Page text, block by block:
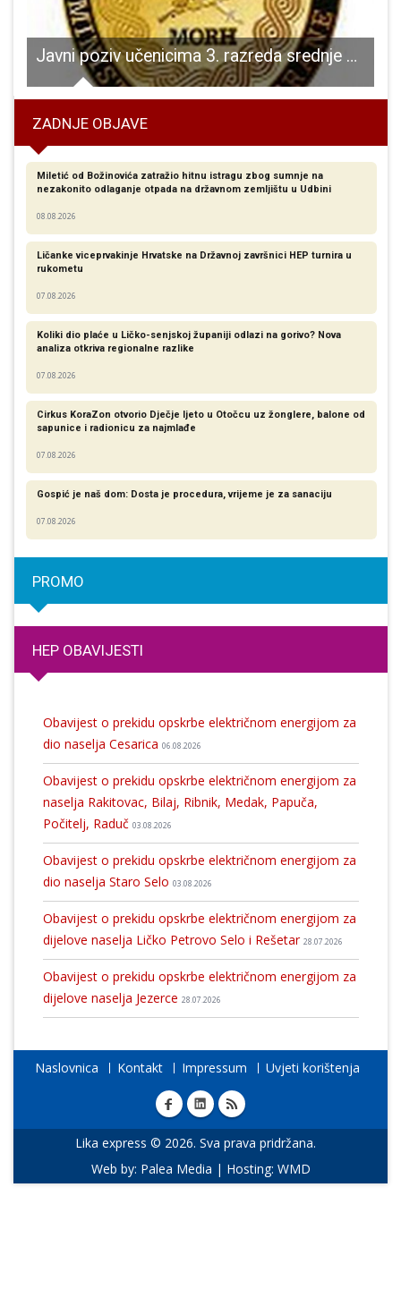
Javni poziv učenicima 3. razreda srednje škole za Studij aeronautika – vojni pilot
ZADNJE OBJAVE
Miletić od Božinovića zatražio hitnu istragu zbog sumnje na
nezakonito odlaganje otpada na državnom zemljištu u Udbini
08.08.2026
Ličanke viceprvakinje Hrvatske na Državnoj završnici HEP turnira u
rukometu
07.08.2026
Koliki dio plaće u Ličko-senjskoj županiji odlazi na gorivo? Nova
analiza otkriva regionalne razlike​
07.08.2026
Cirkus KoraZon otvorio Dječje ljeto u Otočcu uz žonglere, balone od
sapunice i radionicu za najmlađe
07.08.2026
Gospić je naš dom: Dosta je procedura, vrijeme je za sanaciju
07.08.2026
PROMO
HEP OBAVIJESTI
Obavijest o prekidu opskrbe električnom energijom za
dio naselja Cesarica 06.08.2026
Obavijest o prekidu opskrbe električnom energijom za
naselja Rakitovac, Bilaj, Ribnik, Medak, Papuča,
Počitelj, Raduč 03.08.2026
Obavijest o prekidu opskrbe električnom energijom za
dio naselja Staro Selo 03.08.2026
Obavijest o prekidu opskrbe električnom energijom za
dijelove naselja Ličko Petrovo Selo i Rešetar 28.07.2026
Obavijest o prekidu opskrbe električnom energijom za
dijelove naselja Jezerce 28.07.2026
Naslovnica Kontakt Impressum Uvjeti korištenja
Lika express © 2026. Sva prava pridržana.
Web by: Palea Media | Hosting: WMD